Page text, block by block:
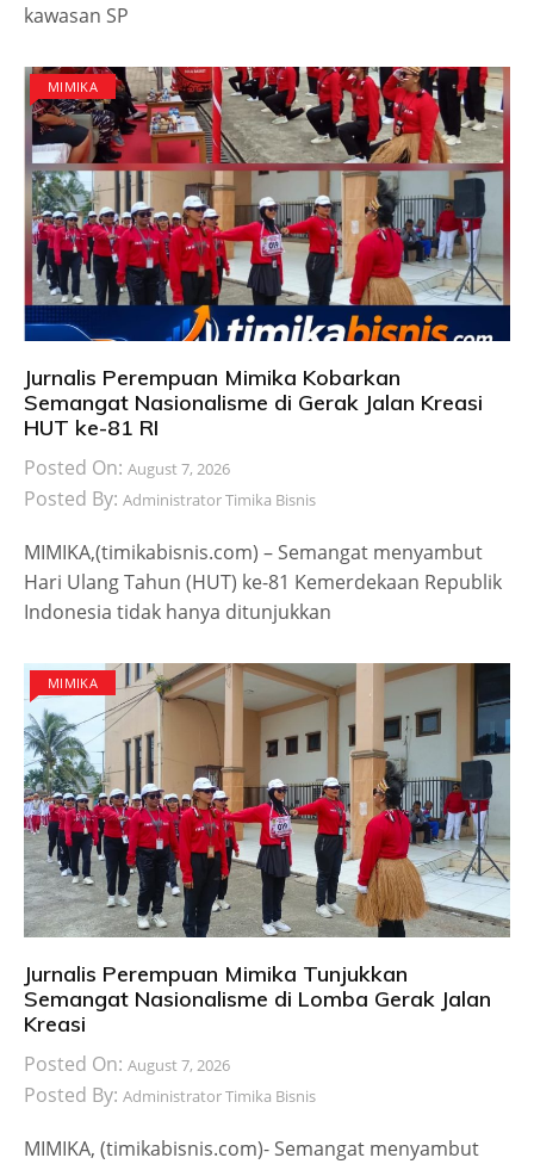
kawasan SP
MIMIKA
Jurnalis Perempuan Mimika Kobarkan
Semangat Nasionalisme di Gerak Jalan Kreasi
HUT ke-81 RI
Posted On: August 7, 2026
Posted By: Administrator Timika Bisnis
MIMIKA,(timikabisnis.com) – Semangat menyambut
Hari Ulang Tahun (HUT) ke-81 Kemerdekaan Republik
Indonesia tidak hanya ditunjukkan
MIMIKA
Jurnalis Perempuan Mimika Tunjukkan
Semangat Nasionalisme di Lomba Gerak Jalan
Kreasi
Posted On: August 7, 2026
Posted By: Administrator Timika Bisnis
MIMIKA, (timikabisnis.com)- Semangat menyambut